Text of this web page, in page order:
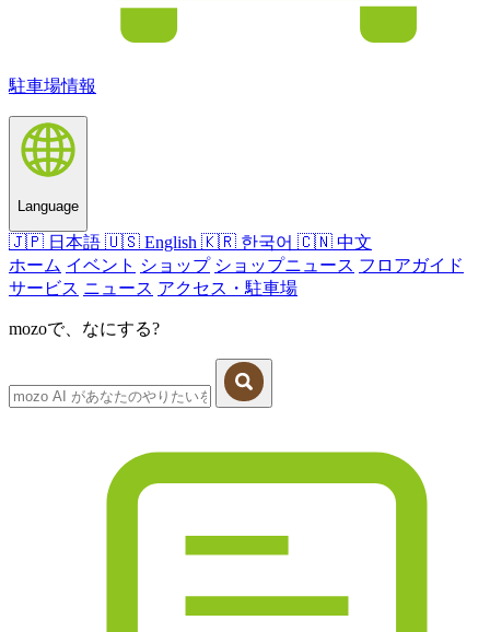
駐車場情報
Language
🇯🇵 日本語 🇺🇸 English 🇰🇷 한국어 🇨🇳 中文
ホーム イベント ショップ ショップニュース フロアガイド
サービス ニュース アクセス・駐車場
mozoで、なにする?